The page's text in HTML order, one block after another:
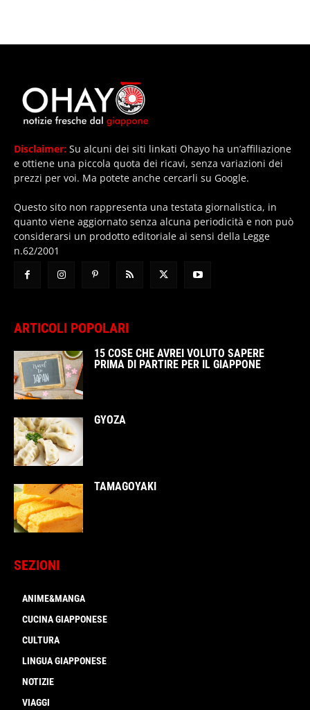
Disclaimer: Su alcuni dei siti linkati Ohayo ha un’affiliazione
e ottiene una piccola quota dei ricavi, senza variazioni dei
prezzi per voi. Ma potete anche cercarli su Google.
Questo sito non rappresenta una testata giornalistica, in
quanto viene aggiornato senza alcuna periodicità e non può
considerarsi un prodotto editoriale ai sensi della Legge
n.62/2001
ARTICOLI POPOLARI
15 COSE CHE AVREI VOLUTO SAPERE
PRIMA DI PARTIRE PER IL GIAPPONE
GYOZA
TAMAGOYAKI
SEZIONI
ANIME&MANGA
CUCINA GIAPPONESE
CULTURA
LINGUA GIAPPONESE
NOTIZIE
VIAGGI